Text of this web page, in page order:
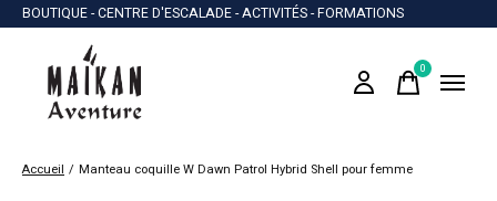
BOUTIQUE - CENTRE D'ESCALADE - ACTIVITÉS - FORMATIONS
0items
Accueil / Manteau coquille W Dawn Patrol Hybrid Shell pour femme